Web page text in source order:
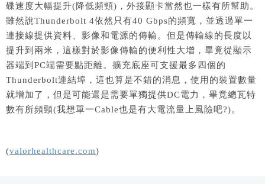
碟速度大幅提升(降低頻頸)，外接顯卡當然也一樣有所幫助。
雖然說Thunderbolt 4依然只有40 Gbps的頻寬，並透過單一
連接線提供資料、影像和電源的傳輸。但是傳輸線的長度以
提升到兩米，這樣對於影像傳輸的便利性大增，畢竟從顯示
器端到PC端需要點距離。擴充底座可支援最多四個的
Thunderbolt連結埠，這也算是不錯的消息，使用的裝置數量
就增加了，但是可能還是需要單獨提供DC電力，畢竟總瓦特
數有所頻頸(我想單一Cable也是有大電流量上風險吧?)。
(valorhealthcare.com)